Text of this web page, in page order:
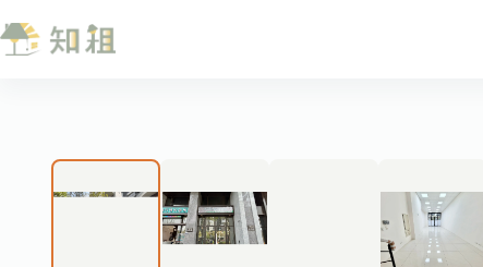
至